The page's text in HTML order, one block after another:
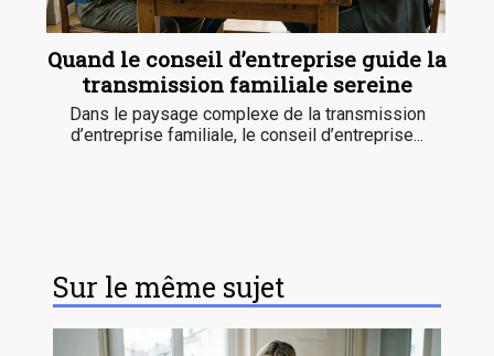
Quand le conseil d’entreprise guide la
transmission familiale sereine
Dans le paysage complexe de la transmission
d’entreprise familiale, le conseil d’entreprise...
Sur le même sujet